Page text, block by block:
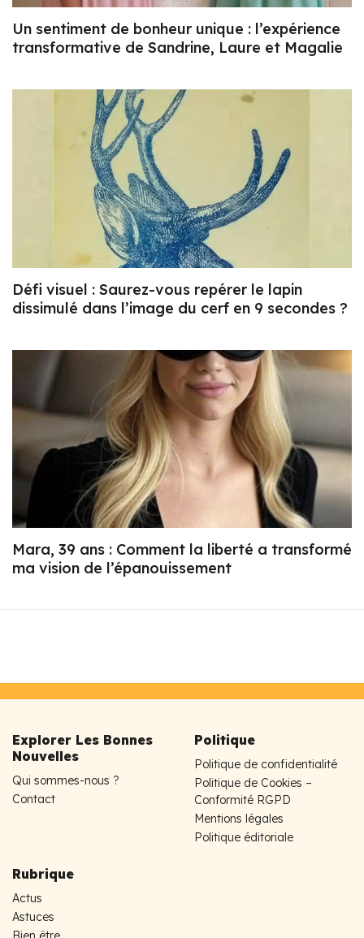
Un sentiment de bonheur unique : l’expérience
transformative de Sandrine, Laure et Magalie
Défi visuel : Saurez-vous repérer le lapin
dissimulé dans l’image du cerf en 9 secondes ?
Mara, 39 ans : Comment la liberté a transformé
ma vision de l’épanouissement
Explorer Les Bonnes
Nouvelles
Qui sommes-nous ?
Contact
Politique
Politique de confidentialité
Politique de Cookies –
Conformité RGPD
Mentions légales
Politique éditoriale
Rubrique
Actus
Astuces